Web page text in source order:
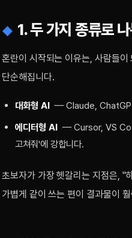
1. 두 가지 종류로 나
혼란이 시작되는 이유는, 사람들
단순해집니다.
대화형 AI — Claude,
에디터형 AI — Cursor, VS
고쳐줘'에 강합니다.
초보자가 가장 헷갈리는 지점은, "
가볍게 같이 쓰는 편이 결과물이